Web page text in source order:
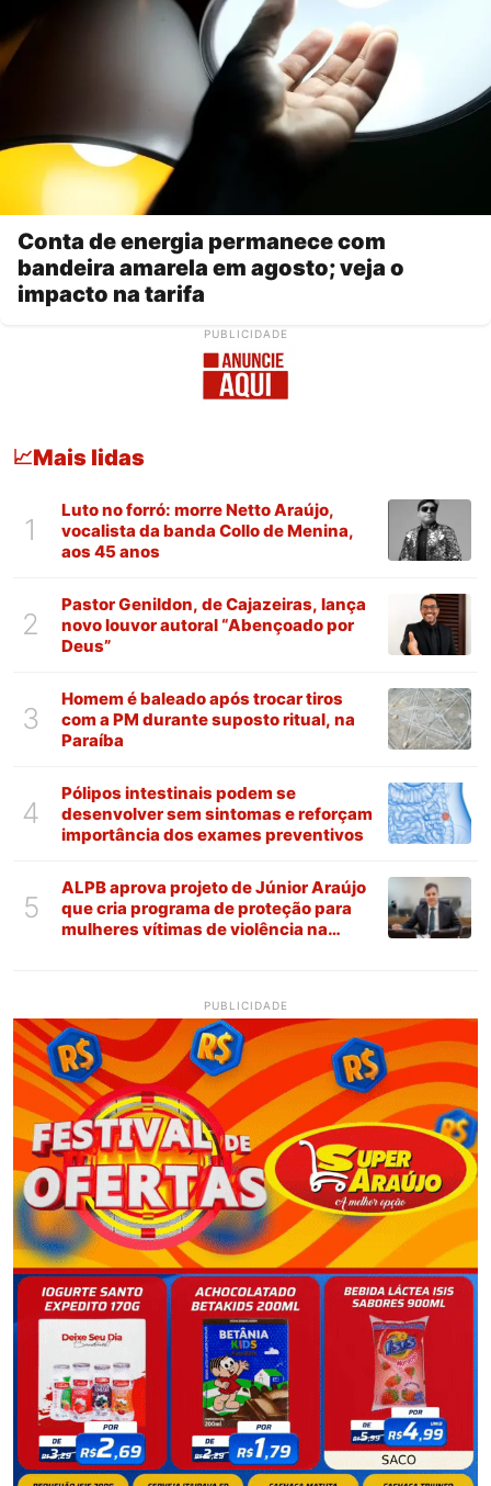
Conta de energia permanece com
bandeira amarela em agosto; veja o
impacto na tarifa
PUBLICIDADE
📈Mais lidas
1
Luto no forró: morre Netto Araújo,
vocalista da banda Collo de Menina,
aos 45 anos
2
Pastor Genildon, de Cajazeiras, lança
novo louvor autoral “Abençoado por
Deus”
3
Homem é baleado após trocar tiros
com a PM durante suposto ritual, na
Paraíba
4
Pólipos intestinais podem se
desenvolver sem sintomas e reforçam
importância dos exames preventivos
5
ALPB aprova projeto de Júnior Araújo
que cria programa de proteção para
mulheres vítimas de violência na
PUBLICIDADE